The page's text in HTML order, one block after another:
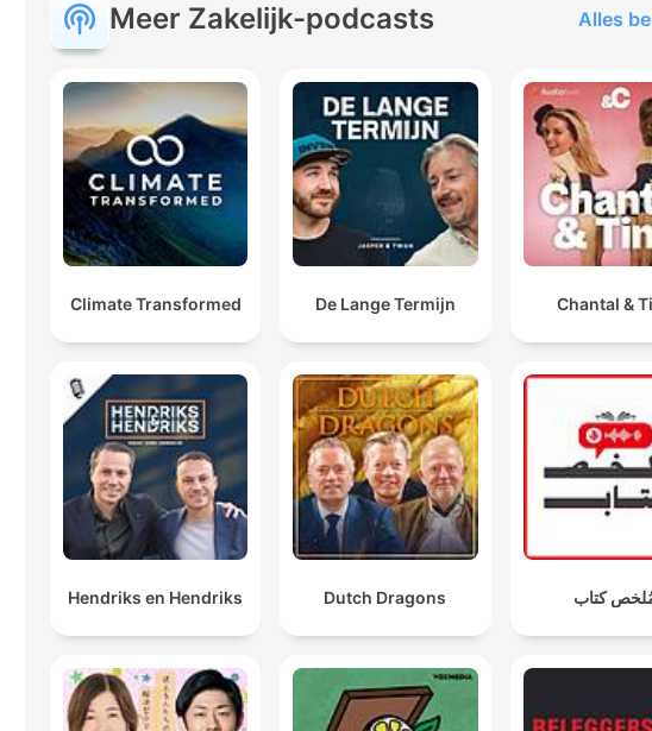
Meer Zakelijk-podcasts Alles
Climate Transformed De Lange Termijn Chantal &
Hendriks en Hendriks Dutch Dragons كتاب